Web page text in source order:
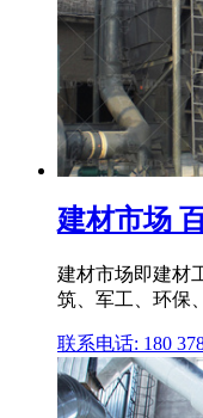
建材市场
建材市场即建材
筑、军工、环保
联系电话: 180